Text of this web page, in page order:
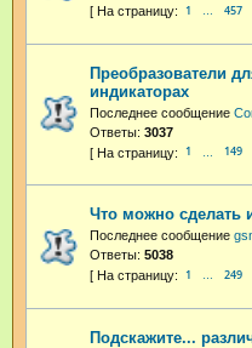
1 … 457
Преобразователи
индикаторах
Последнее сообщение
Ответы: 3037
1 149
Что можно сделать
Последнее сообщение
Ответы: 5038
1 … 249
Подскажите...